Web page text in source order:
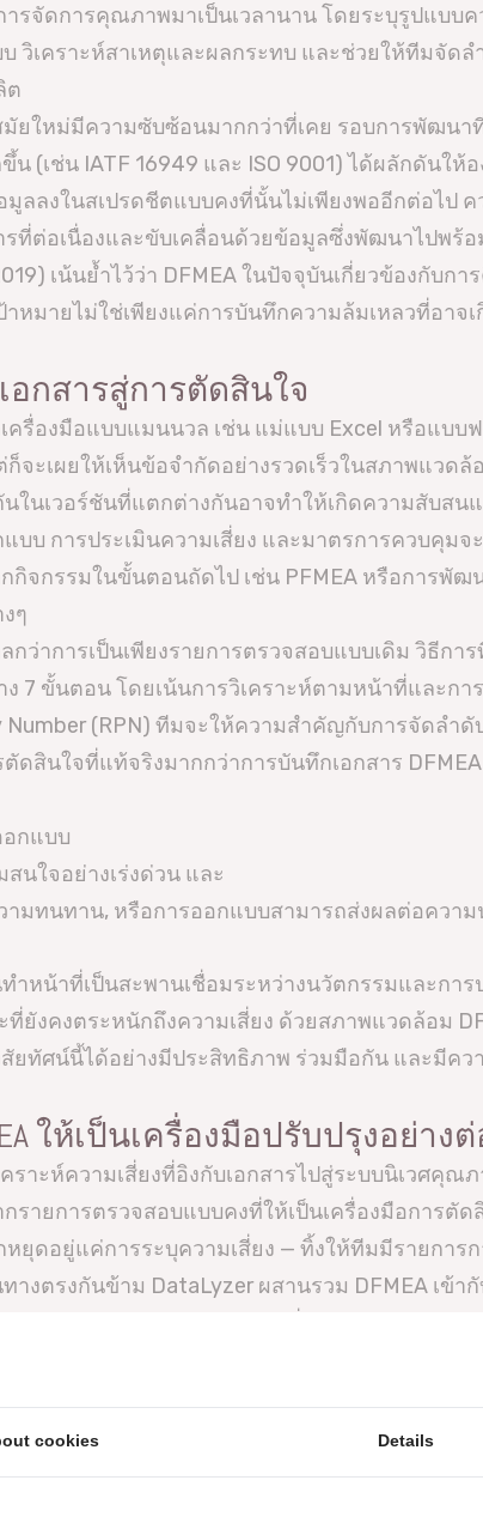
ารจัดการคุณภาพมาเป็นเวลานาน โดยระบุรูปแบบ
วิเคราะห์สาเหตุและผลกระทบ และช่วยให้ทีมจัด
ต
ใหม่มีความซับซ้อนมากกว่าที่เคย รอบการพัฒนา
(เช่น IATF 16949 และ ISO 9001) ได้ผลักดันให้
มูลลงในสเปรดชีตแบบคงที่นั้นไม่เพียงพออีกต่อไป
รที่ต่อเนื่องและขับเคลื่อนด้วยข้อมูลซึ่งพัฒนาไปพร้อ
เน้นย้ำไว้ว่า DFMEA ในปัจจุบันเกี่ยวข้องกับก
หมายไม่ใช่เพียงแค่การบันทึกความล้มเหลวที่อาจ
เอกสารสู่การตัดสินใจ
ครื่องมือแบบแมนนวล เช่น แม่แบบ Excel หรือแบบ
จะเผยให้เห็นข้อจำกัดอย่างรวดเร็วในสภาพแว
ในเวอร์ชันที่แตกต่างกันอาจทำให้เกิดความสับสน
บ การประเมินความเสี่ยง และมาตรการควบคุมจ
กกิจกรรมในขั้นตอนถัดไป เช่น PFMEA หรือการ
ๆ
ว่าการเป็นเพียงรายการตรวจสอบแบบเดิม วิธีกา
ง 7 ขั้นตอน โดยเน้นการวิเคราะห์ตามหน้าที่และก
Number (RPN) ทีมจะให้ความสำคัญกับการจัดลำ
ดสินใจที่แท้จริงมากกว่าการบันทึกเอกสาร
กแบบ
นใจอย่างเร่งด่วน และ
ามทนทาน, หรือการออกแบบสามารถส่งผลต่อความ
ำหน้าที่เป็นสะพานเชื่อมระหว่างนวัตกรรมและก
ยังคงตระหนักถึงความเสี่ยง ด้วยสภาพแวดล้อม
ยทัศน์นี้ได้อย่างมีประสิทธิภาพ ร่วมมือกัน และมีค
ให้เป็นเครื่องมือปรับปรุงอย่าง
ราะห์ความเสี่ยงที่อิงกับเอกสารไปสู่ระบบนิเวศคุณ
รายการตรวจสอบแบบคงที่ให้เป็นเครื่องมือการตั
หยุดอยู่แค่การระบุความเสี่ยง — ทิ้งให้ทีมมีรายการ
างตรงกันข้าม DataLyzer ผสานรวม DFMEA เข้า
าพแวดล้อมคุณภาพแบบวงจรปิดที่ข้อมูลเชิงลึกจากก
โลกจริงถูกนำกลับมาปรับปรุงการออกแบบอีกครั้ง
รับ
การจัดลำดับความสำคัญของมาตรการ — มีความส
วิศวกร ทีมคุณภาพ และผู้จัดการสามารถทำงานร่
cookies Details